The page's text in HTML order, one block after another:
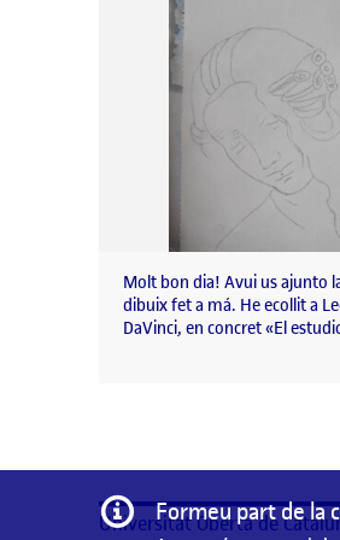
Molt bon dia! Avui us ajunto
dibuix fet a má. He ecollit a
DaVinci, en concret «El
Informació
Formeu part de la
Universitat Oberta de